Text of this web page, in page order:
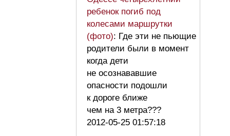
ребенок погиб под
колесами маршрутки
(фото): Где эти не пьющие
родители были в момент
когда дети
не осознававшие
опасности подошли
к дороге ближе
чем на 3 метра???
2012-05-25 01:57:18